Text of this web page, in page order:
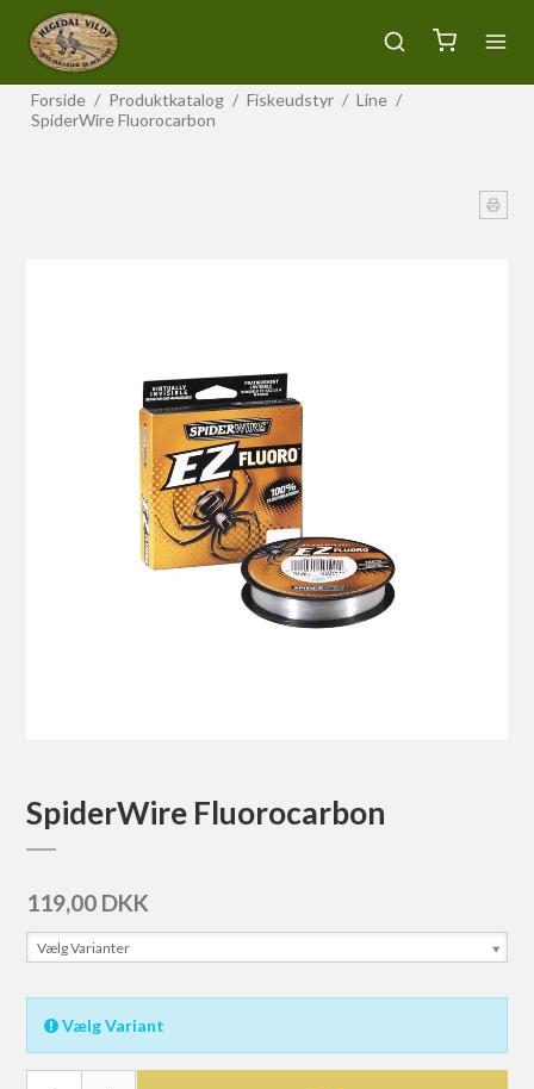
Forside / Produktkatalog / Fiskeudstyr / Line /
SpiderWire Fluorocarbon
SpiderWire Fluorocarbon
119,00 DKK
Vælg Varianter
Vælg Variant